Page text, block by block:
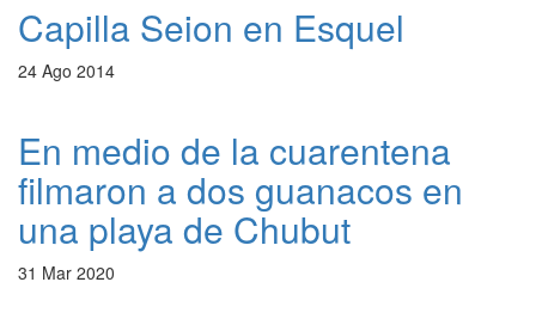
Capilla Seion en Esquel
24 Ago 2014
En medio de la cuarentena
filmaron a dos guanacos en
una playa de Chubut
31 Mar 2020